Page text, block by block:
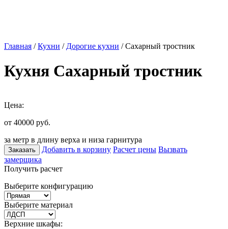
Главная /Кухни / Дорогие кухни / Сахарный тростник
Кухня Сахарный тростник
Цена:
от 40000 руб.
за метр в длину верха и низа гарнитура
Заказать Добавить в корзину Расчет цены Вызвать
замерщика
Получить расчет
Выберите конфигурацию
Выберите материал
Верхние шкафы: